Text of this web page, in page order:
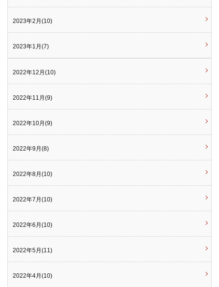
2023年2月(10)
2023年1月(7)
2022年12月(10)
2022年11月(9)
2022年10月(9)
2022年9月(8)
2022年8月(10)
2022年7月(10)
2022年6月(10)
2022年5月(11)
2022年4月(10)